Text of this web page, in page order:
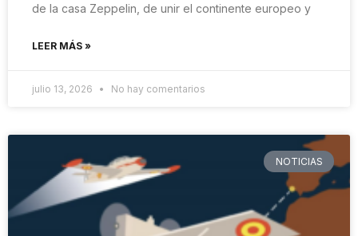
de la casa Zeppelin, de unir el continente europeo y
LEER MÁS »
julio 13, 2026 No hay comentarios
NOTICIAS